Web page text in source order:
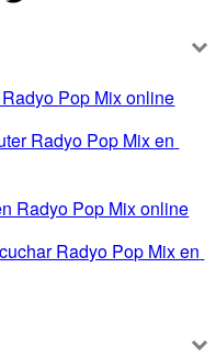
Pop Mix online
Radyo Pop Mix en
Radyo Pop Mix online
Radyo Pop Mix en